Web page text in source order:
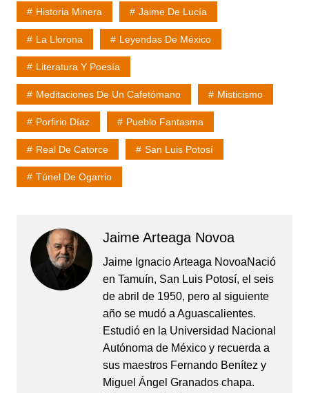
Historia Minera Jaime De Lucía
La Llorona Leyendas De México
Literatura Y Poesía
Meditaciones De Un Cafetómano Misticismo
Porfirio Díaz Pueblo Fantasma
Real De Catorce San Luis Potosí
Túnel De Ogarrio
Jaime Arteaga Novoa
Jaime Ignacio Arteaga NovoaNació
en Tamuín, San Luis Potosí, el seis
de abril de 1950, pero al siguiente
año se mudó a Aguascalientes.
Estudió en la Universidad Nacional
Autónoma de México y recuerda a
sus maestros Fernando Benítez y
Miguel Ángel Granados chapa.